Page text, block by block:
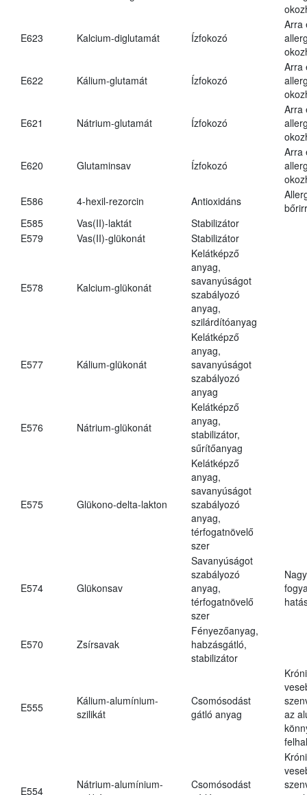
E623 Kalcium-diglutamát Ízfokozó
Arra
E622 Kálium-glutamát Ízfokozó
Arra
E621 Nátrium-glutamát Ízfokozó
Arra
E620 Glutaminsav Ízfokozó
Arra
E586
4-hexil-rezorcin Antioxidáns
E585
Vas(II)-laktát
Stabilizátor
E579
Vas(II)-glükonát Stabilizátor
E578 Kalcium-glükonát
Kelátképző
anyag,
savanyúságot
szabályozó
anyag,
szilárdítóanyag
E577 Kálium-glükonát
Kelátképző
anyag,
savanyúságot
szabályozó
anyag
E576 Nátrium-glükonát
Kelátképző
anyag,
stabilizátor,
sűrítőanyag
E575 Glükono-delta-lakton
Kelátképző
anyag,
savanyúságot
szabályozó
anyag,
térfogatnövelő
szer
E574 Glükonsav
Savanyúságot
szabályozó
anyag,
térfogatnövelő
szer
E570 Zsírsavak
Fényezőanyag,
habzásgátló,
stabilizátor
E555
Kálium-alumínium-
szilikát
Csomósodást
gátló anyag
az
E554
Nátrium-alumínium-
Csomósodást